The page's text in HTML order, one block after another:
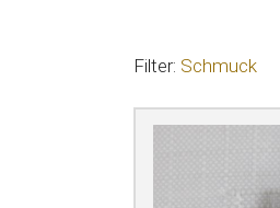
Filter: Schmuck